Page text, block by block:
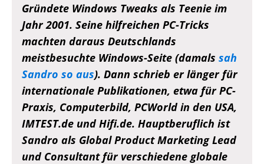
Gründete Windows Tweaks als Teenie im
Jahr 2001. Seine hilfreichen PC-Tricks
machten daraus Deutschlands
meistbesuchte Windows-Seite (damals sah
Sandro so aus). Dann schrieb er länger für
internationale Publikationen, etwa für PC-
Praxis, Computerbild, PCWorld in den USA,
IMTEST.de und Hifi.de. Hauptberuflich ist
Sandro als Global Product Marketing Lead
und Consultant für verschiedene globale